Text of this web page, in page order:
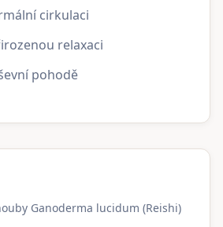
cirkulaci
relaxaci
pohodě
Ganoderma lucidum (Reishi)